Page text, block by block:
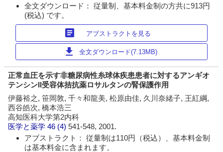
全文ダウンロード： 従量制、基本料金制の方共に913円
(税込) です。
article アブストラクトを見る
download 全文ダウンロード(7.13MB)
正常血圧を示す非糖尿病性糸球体疾患患者に対するアンギオ
テンシンII受容体拮抗薬ロサルタンの腎保護作用
伊藤裕之, 笹岡敦, 千々和龍美, 松原由佳, 久川奈緒子, 王紅綱,
西谷皓次, 橋本浩三
高知医科大学第2内科
医学と薬学 46 (4)541-548, 2001.
アブストラクト： 従量制は110円（税込）、基本料金制
は基本料金に含まれます。